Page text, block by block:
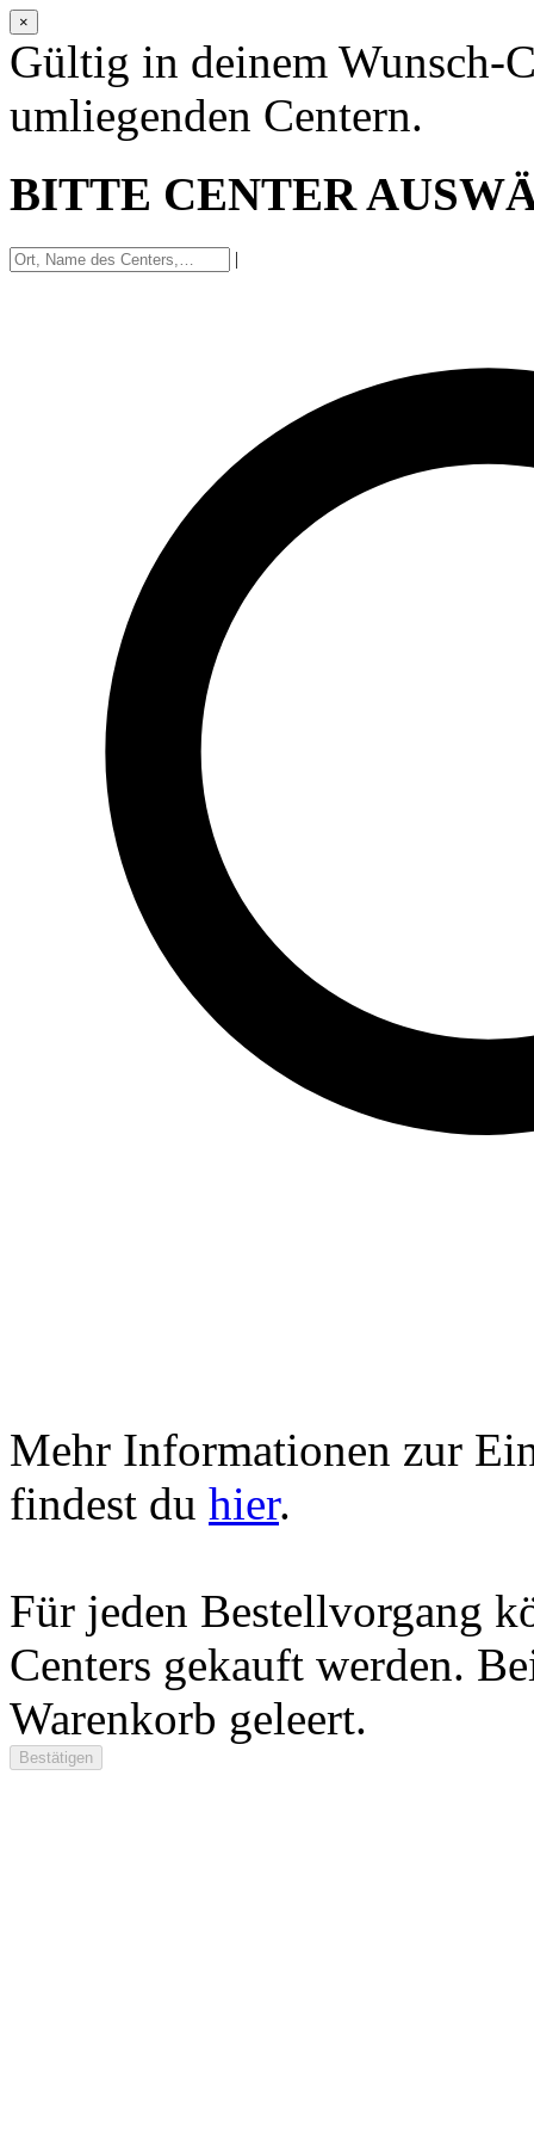
×
Gültig in deinem Wunsch-
umliegenden Centern.
BITTE CENTER
|
Mehr Informationen zur
findest du hier.
Für jeden Bestellvorgang
Centers gekauft werden.
Warenkorb geleert.
Bestätigen